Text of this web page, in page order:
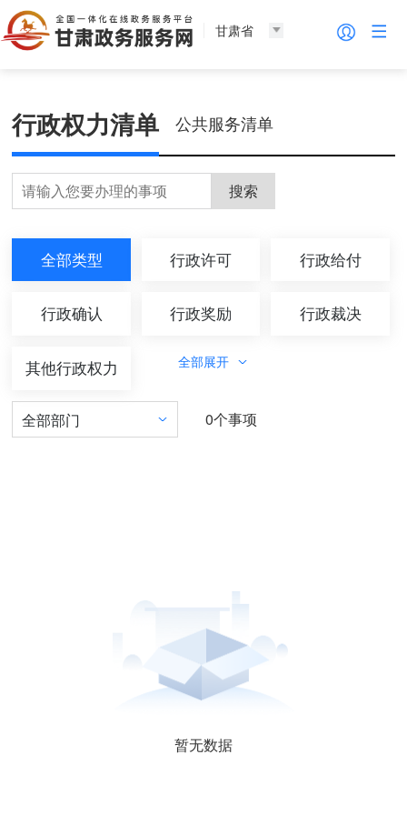
甘肃省
行政权力清单 公共服务清单
搜索
全部类型 行政许可 行政给付
行政确认 行政奖励 行政裁决
其他行政权力 全部展开
全部部门 0个事项
暂无数据